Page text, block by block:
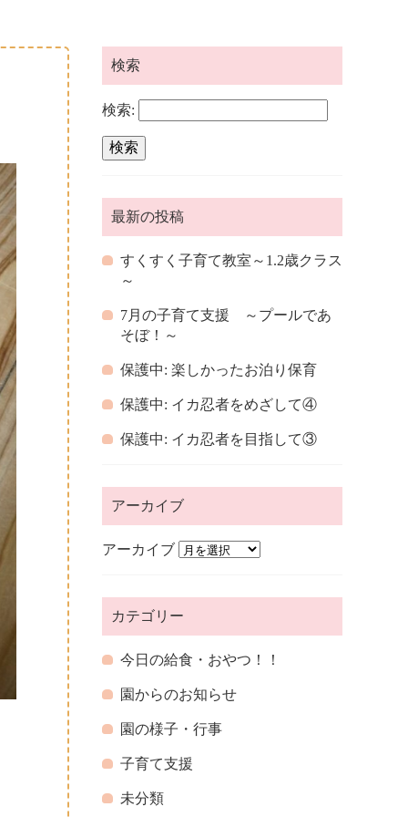
検索
検索:
最新の投稿
すくすく子育て教室～1.2歳クラス
～
7月の子育て支援 ～プールであ
そぼ！～
保護中: 楽しかったお泊り保育
保護中: イカ忍者をめざして④
保護中: イカ忍者を目指して③
アーカイブ
アーカイブ
カテゴリー
今日の給食・おやつ！！
園からのお知らせ
園の様子・行事
子育て支援
未分類